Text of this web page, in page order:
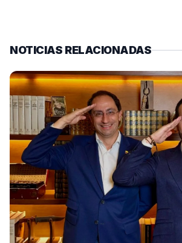
NOTICIAS RELACIONADAS